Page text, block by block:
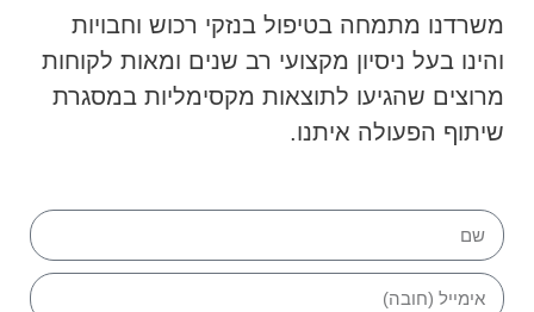
משרדנו מתמחה בטיפול בנזקי רכוש וחבויות
והינו בעל ניסיון מקצועי רב שנים ומאות לקוחות
מרוצים שהגיעו לתוצאות מקסימליות במסגרת
שיתוף הפעולה איתנו.